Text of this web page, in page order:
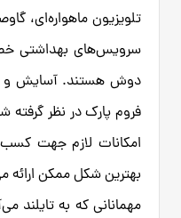
تلویزیون ماهواره‌ای،
سرویس‌های بهداشتی
دوش هستند. آسایش و
فروم پارک در نظر
امکانات لازم جهت
بهترین شکل ممکن ارائه
مهمانانی که به تایلند